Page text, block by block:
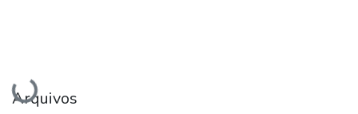
Carregando...
Arquivos